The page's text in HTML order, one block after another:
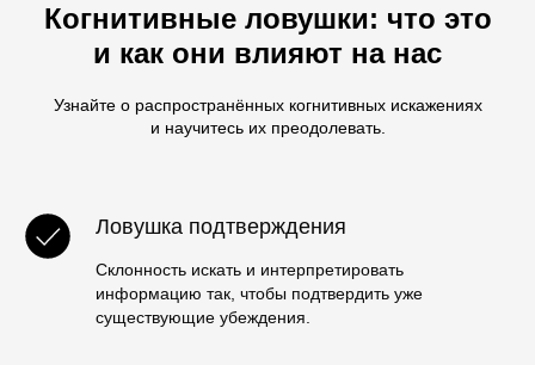
Когнитивные ловушки: что это
и как они влияют на нас
Узнайте о распространённых когнитивных искажениях
и научитесь их преодолевать.
Ловушка подтверждения
Склонность искать и интерпретировать
информацию так, чтобы подтвердить уже
существующие убеждения.